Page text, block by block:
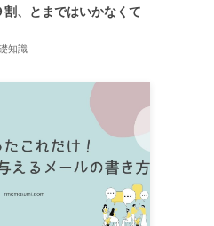
、とまではいかなくて
知識